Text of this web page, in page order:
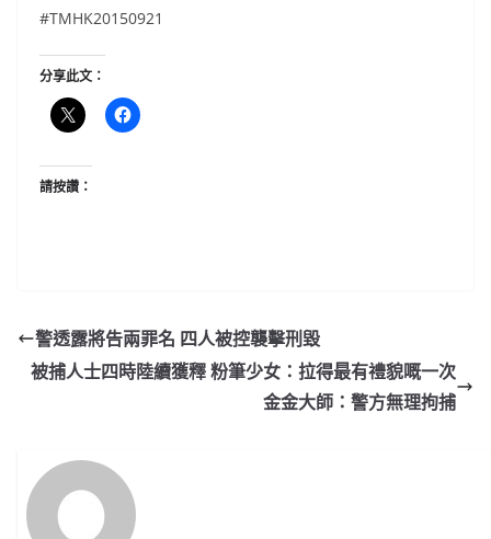
#‎TMHK20150921
分享此文：
請按讚：
警透露將告兩罪名 四人被控襲擊刑毀
被捕人士四時陸續獲釋 粉筆少女：拉得最有禮貌嘅一次
金金大師：警方無理拘捕